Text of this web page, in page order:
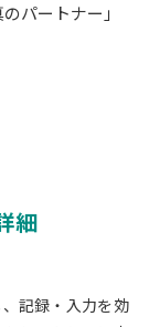
パートナー」
細
記録・入力を効